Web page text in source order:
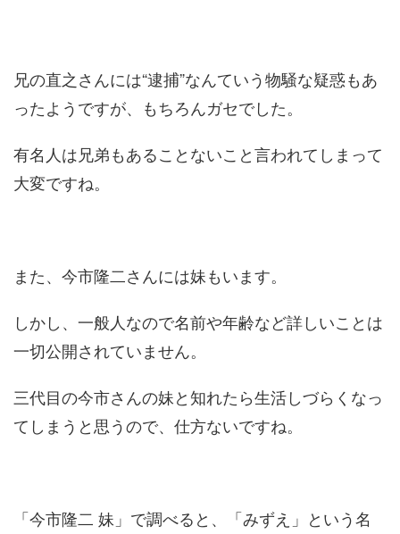
兄の直之さんには“逮捕”なんていう物騒な疑惑もあ
ったようですが、もちろんガセでした。
有名人は兄弟もあることないこと言われてしまって
大変ですね。
また、今市隆二さんには妹もいます。
しかし、一般人なので名前や年齢など詳しいことは
一切公開されていません。
三代目の今市さんの妹と知れたら生活しづらくなっ
てしまうと思うので、仕方ないですね。
「今市隆二 妹」で調べると、「みずえ」という名